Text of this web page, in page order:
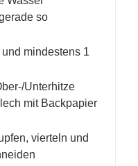
so
mindestens 1
Unterhitze
mit Backpapier
vierteln und